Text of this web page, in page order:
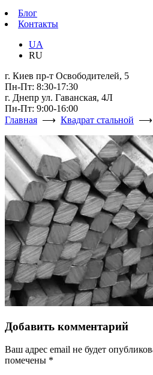
Блог
Контакты
UA
RU
г. Киев пр-т Освободителей, 5
Пн-Пт: 8:30-17:30
г. Днепр ул. Гаванская, 4Л
Пн-Пт: 9:00-16:00
Главная ⟶ Квадрат стальной ⟶
Добавить комментарий
Ваш адрес email не будет
помечены *